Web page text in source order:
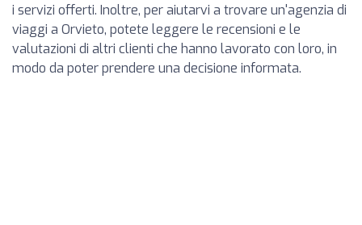
i servizi offerti. Inoltre, per aiutarvi a trovare un'agenzia di
viaggi a Orvieto, potete leggere le recensioni e le
valutazioni di altri clienti che hanno lavorato con loro, in
modo da poter prendere una decisione informata.